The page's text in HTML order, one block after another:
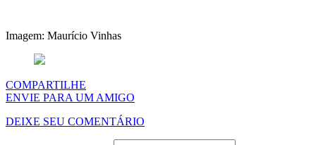
Imagem: Maurício Vinhas
COMPARTILHE
ENVIE PARA UM AMIGO
DEIXE SEU COMENTÁRIO